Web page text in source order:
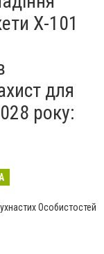
Х-101
для
року:
Особистостей